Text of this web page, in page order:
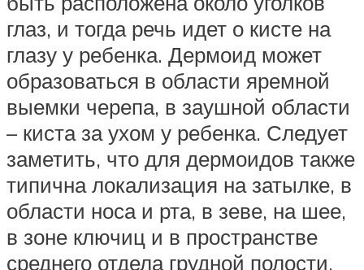
глаз, и тогда речь идет о кисте на
глазу у ребенка. Дермоид может
образоваться в области яремной
выемки черепа, в заушной области
– киста за ухом у ребенка. Следует
заметить, что для дермоидов также
типична локализация на затылке, в
области носа и рта, в зеве, на шее,
в зоне ключиц и в пространстве
среднего отдела грудной полости.